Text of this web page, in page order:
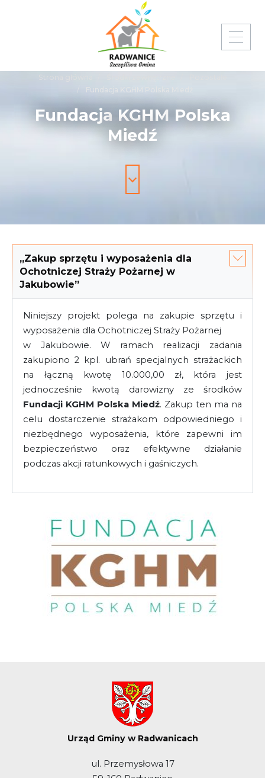
Fundacja KGHM Polska Miedź
Fundacja KGHM Polska
Miedź
„Zakup sprzętu i wyposażenia dla
Ochotniczej Straży Pożarnej w
Jakubowie”
Niniejszy projekt polega na zakupie sprzętu i
wyposażenia dla Ochotniczej Straży Pożarnej
w Jakubowie. W ramach realizacji zadania
zakupiono 2 kpl. ubrań specjalnych strażackich
na łączną kwotę 10.000,00 zł, która jest
jednocześnie kwotą darowizny ze środków
Fundacji KGHM Polska Miedź. Zakup ten ma na
celu dostarczenie strażakom odpowiedniego i
niezbędnego wyposażenia, które zapewni im
bezpieczeństwo oraz efektywne działanie
podczas akcji ratunkowych i gaśniczych.
Urząd Gminy w Radwanicach
ul. Przemysłowa 17